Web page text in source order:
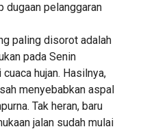
dugaan pelanggaran
paling disorot adalah
pada Senin
hujan. Hasilnya,
menyebabkan aspal
Tak heran, baru
jalan sudah mulai